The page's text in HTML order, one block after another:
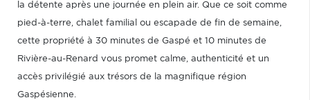
la détente après une journée en plein air. Que ce soit comme
pied-à-terre, chalet familial ou escapade de fin de semaine,
cette propriété à 30 minutes de Gaspé et 10 minutes de
Rivière-au-Renard vous promet calme, authenticité et un
accès privilégié aux trésors de la magnifique région
Gaspésienne.